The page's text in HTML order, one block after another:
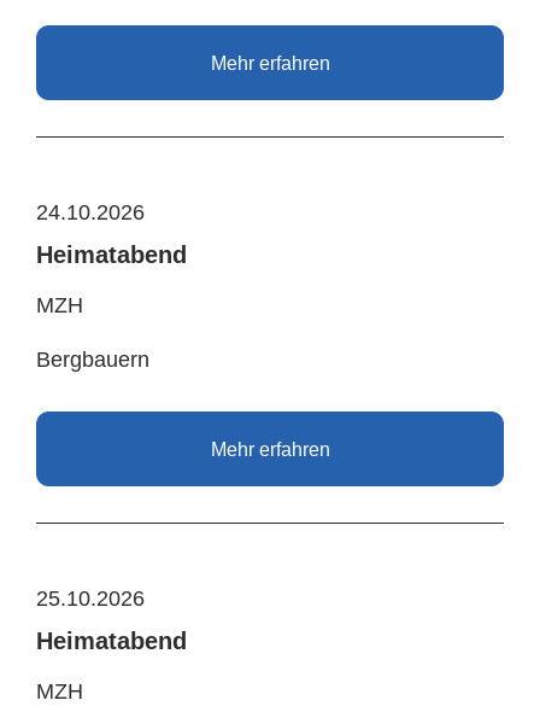
Mehr erfahren
24.10.2026
Heimatabend
MZH
Bergbauern
Mehr erfahren
25.10.2026
Heimatabend
MZH